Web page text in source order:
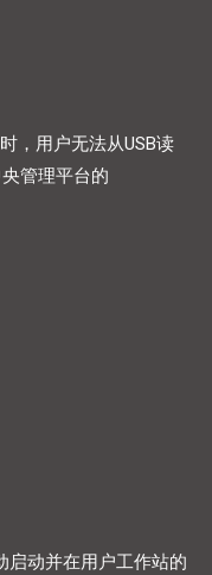
，用户无法从USB读
管理平台的
启动并在用户工作站的